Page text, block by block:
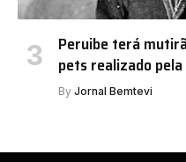
Peruibe terá
pets realizado
By Jornal Bemtevi